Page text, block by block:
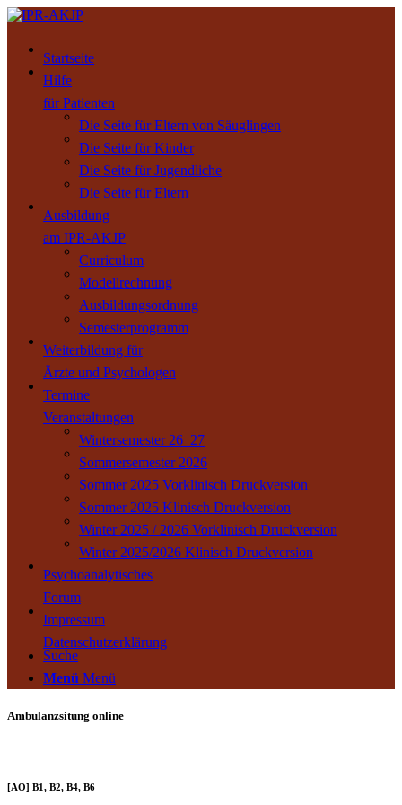
Startseite
Hilfe
für Patienten
Die Seite für Eltern von Säuglingen
Die Seite für Kinder
Die Seite für Jugendliche
Die Seite für Eltern
Ausbildung
am IPR-AKJP
Curriculum
Modellrechnung
Ausbildungsordnung
Semesterprogramm
Weiterbildung für
Ärzte und Psychologen
Termine
Veranstaltungen
Wintersemester 26_27
Sommersemester 2026
Sommer 2025 Vorklinisch Druckversion
Sommer 2025 Klinisch Druckversion
Winter 2025 / 2026 Vorklinisch Druckversion
Winter 2025/2026 Klinisch Druckversion
Psychoanalytisches
Forum
Impressum
Datenschutzerklärung
Suche
Menü Menü
Ambulanzsitung online
[AO] B1, B2, B4, B6